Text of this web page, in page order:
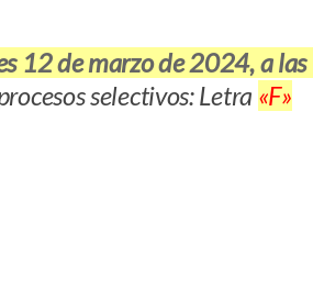
12 de marzo de 2024, a
selectivos: Letra «F»